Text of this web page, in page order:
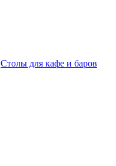
Столы для кафе и баров